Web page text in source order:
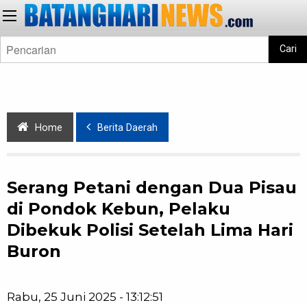
Cari
Home Berita Daerah
Serang Petani dengan Dua Pisau
di Pondok Kebun, Pelaku
Dibekuk Polisi Setelah Lima Hari
Buron
Rabu, 25 Juni 2025 - 13:12:51